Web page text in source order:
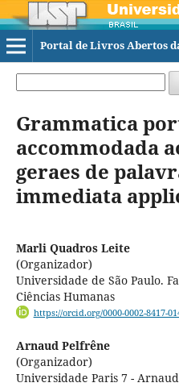
Portal de Livros Abertos
Grammatica
accommodada
geraes de
immediata
Marli Quadros Leite
(Organizador)
Universidade de São Paulo.
Ciências Humanas
https://orcid.org/0000-0002-8417-
Arnaud Pelfrêne
(Organizador)
Universidade Paris 7 -